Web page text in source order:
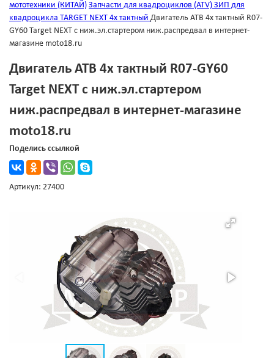
мототехники (КИТАЙ) Запчасти для квадроциклов (ATV) ЗИП для
квадроцикла TARGET NEXT 4х тактный Двигатель АТВ 4х тактный R07-
GY60 Target NEXT с ниж.эл.стартером ниж.распредвал в интернет-
магазине moto18.ru
Двигатель АТВ 4х тактный R07-GY60
Target NEXT с ниж.эл.стартером
ниж.распредвал в интернет-магазине
moto18.ru
Поделись ссылкой
Артикул: 27400